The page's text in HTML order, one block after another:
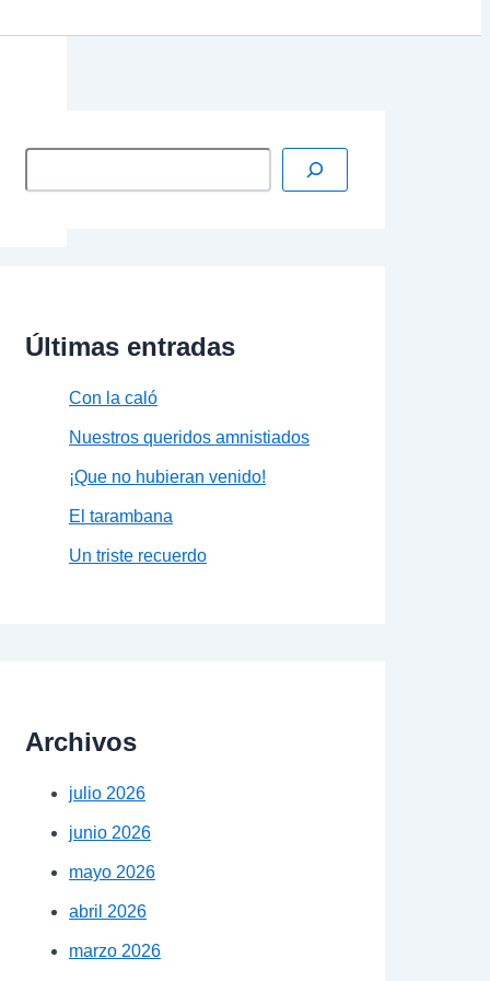
Últimas entradas
Con la caló
Nuestros queridos amnistiados
¡Que no hubieran venido!
El tarambana
Un triste recuerdo
Archivos
julio 2026
junio 2026
mayo 2026
abril 2026
marzo 2026